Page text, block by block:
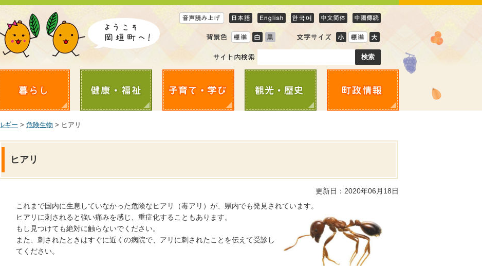
ギー > 危険生物 > ヒアリ
ヒアリ
更新日：2020年06月18日
これまで国内に生息していなかった危険なヒアリ（毒アリ）が、県内でも発見されています。
ヒアリに刺されると強い痛みを感じ、重症化することもあります。
もし見つけても絶対に触らないでください。
また、刺されたときはすぐに近くの病院で、アリに刺されたことを伝えて受診し
てください。